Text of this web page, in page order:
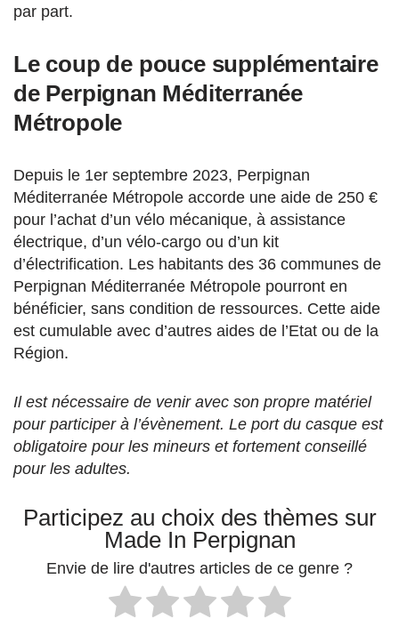
par part.
Le coup de pouce supplémentaire
de Perpignan Méditerranée
Métropole
Depuis le 1er septembre 2023, Perpignan
Méditerranée Métropole accorde une aide de 250 €
pour l’achat d’un vélo mécanique, à assistance
électrique, d’un vélo-cargo ou d’un kit
d’électrification. Les habitants des 36 communes de
Perpignan Méditerranée Métropole pourront en
bénéficier, sans condition de ressources. Cette aide
est cumulable avec d’autres aides de l’Etat ou de la
Région.
Il est nécessaire de venir avec son propre matériel
pour participer à l’évènement. Le port du casque est
obligatoire pour les mineurs et fortement conseillé
pour les adultes.
Participez au choix des thèmes sur
Made In Perpignan
Envie de lire d'autres articles de ce genre ?